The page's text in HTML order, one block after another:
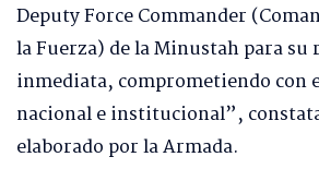
Deputy Force Commander
la Fuerza) de la Minustah para
inmediata, comprometiendo con
nacional e institucional”,
elaborado por la Armada.